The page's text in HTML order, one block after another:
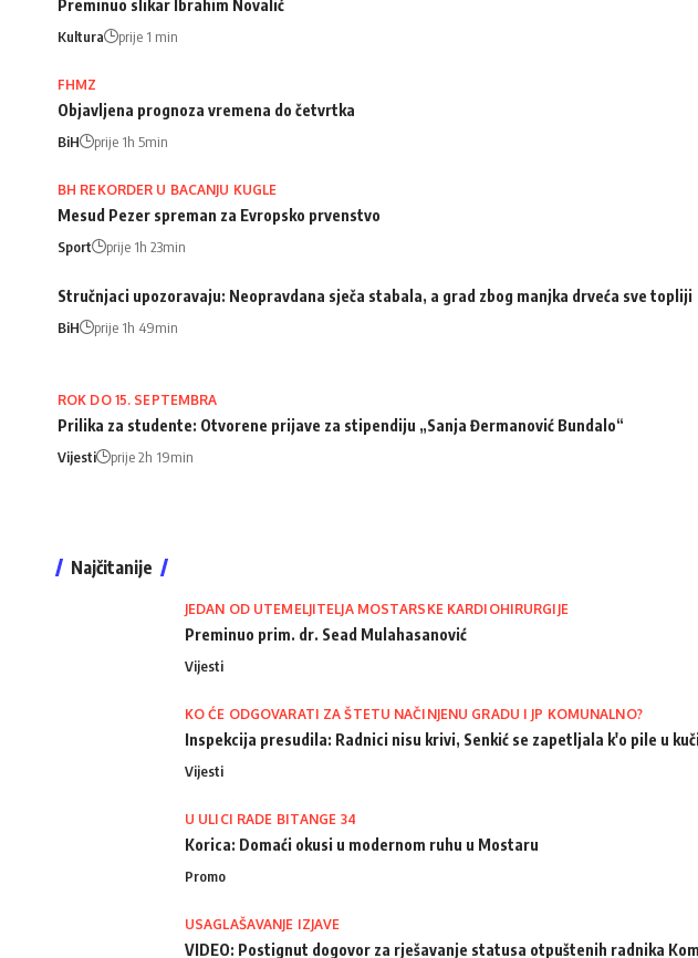
Preminuo slikar Ibrahim Novalić
Kultura prije 1 min
FHMZ
Objavljena prognoza vremena do četvrtka
BiH prije 1h 5min
BH REKORDER U BACANJU KUGLE
Mesud Pezer spreman za Evropsko prvenstvo
Sport prije 1h 23min
Stručnjaci upozoravaju: Neopravdana sječa stabala, a grad zbog manjka drveća sve topliji
BiH prije 1h 49min
ROK DO 15. SEPTEMBRA
Prilika za studente: Otvorene prijave za stipendiju „Sanja Đermanović Bundalo“
Vijesti prije 2h 19min
Najčitanije
JEDAN OD UTEMELJITELJA MOSTARSKE KARDIOHIRURGIJE
Preminuo prim. dr. Sead Mulahasanović
Vijesti
KO ĆE ODGOVARATI ZA ŠTETU NAČINJENU GRADU I JP KOMUNALNO?
Inspekcija presudila: Radnici nisu krivi, Senkić se zapetljala k'o pile u
Vijesti
U ULICI RADE BITANGE 34
Korica: Domaći okusi u modernom ruhu u Mostaru
Promo
USAGLAŠAVANJE IZJAVE
VIDEO: Postignut dogovor za rješavanje statusa otpuštenih radnika